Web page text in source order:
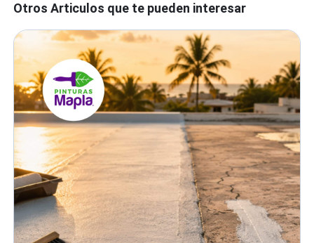
Otros Articulos que te pueden interesar